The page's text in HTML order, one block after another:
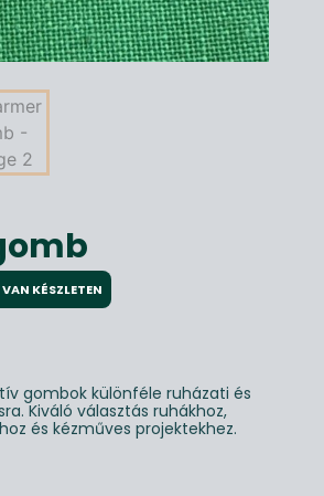
KÉSZLETEN
gombok különféle ruházati és
Kiváló választás ruhákhoz,
és kézműves projektekhez.